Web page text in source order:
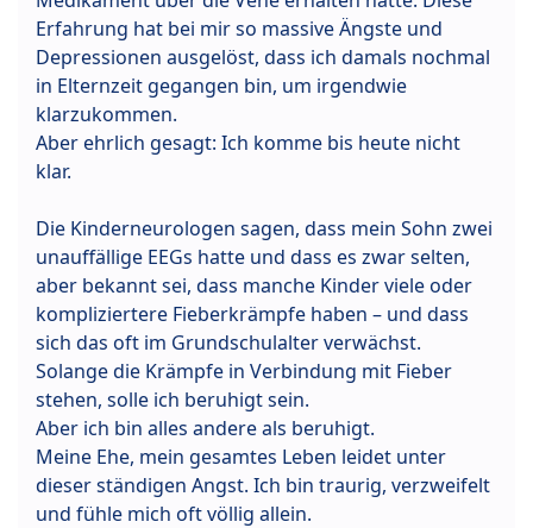
Erfahrung hat bei mir so massive Ängste und
Depressionen ausgelöst, dass ich damals nochmal
in Elternzeit gegangen bin, um irgendwie
klarzukommen.
Aber ehrlich gesagt: Ich komme bis heute nicht
klar.
Die Kinderneurologen sagen, dass mein Sohn zwei
unauffällige EEGs hatte und dass es zwar selten,
aber bekannt sei, dass manche Kinder viele oder
kompliziertere Fieberkrämpfe haben – und dass
sich das oft im Grundschulalter verwächst.
Solange die Krämpfe in Verbindung mit Fieber
stehen, solle ich beruhigt sein.
Aber ich bin alles andere als beruhigt.
Meine Ehe, mein gesamtes Leben leidet unter
dieser ständigen Angst. Ich bin traurig, verzweifelt
und fühle mich oft völlig allein.